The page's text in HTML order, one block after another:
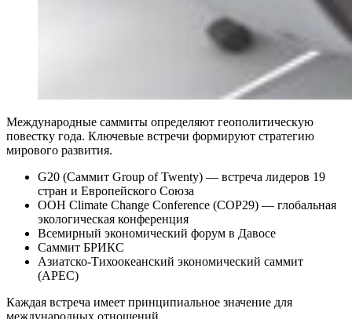
Международные саммиты определяют геополитическую
повестку года. Ключевые встречи формируют стратегию
мирового развития.
G20 (Саммит Group of Twenty) — встреча лидеров 19
стран и Европейского Союза
ООН Climate Change Conference (COP29) — глобальная
экологическая конференция
Всемирный экономический форум в Давосе
Саммит БРИКС
Азиатско-Тихоокеанский экономический саммит
(APEC)
Каждая встреча имеет принципиальное значение для
международных отношений.